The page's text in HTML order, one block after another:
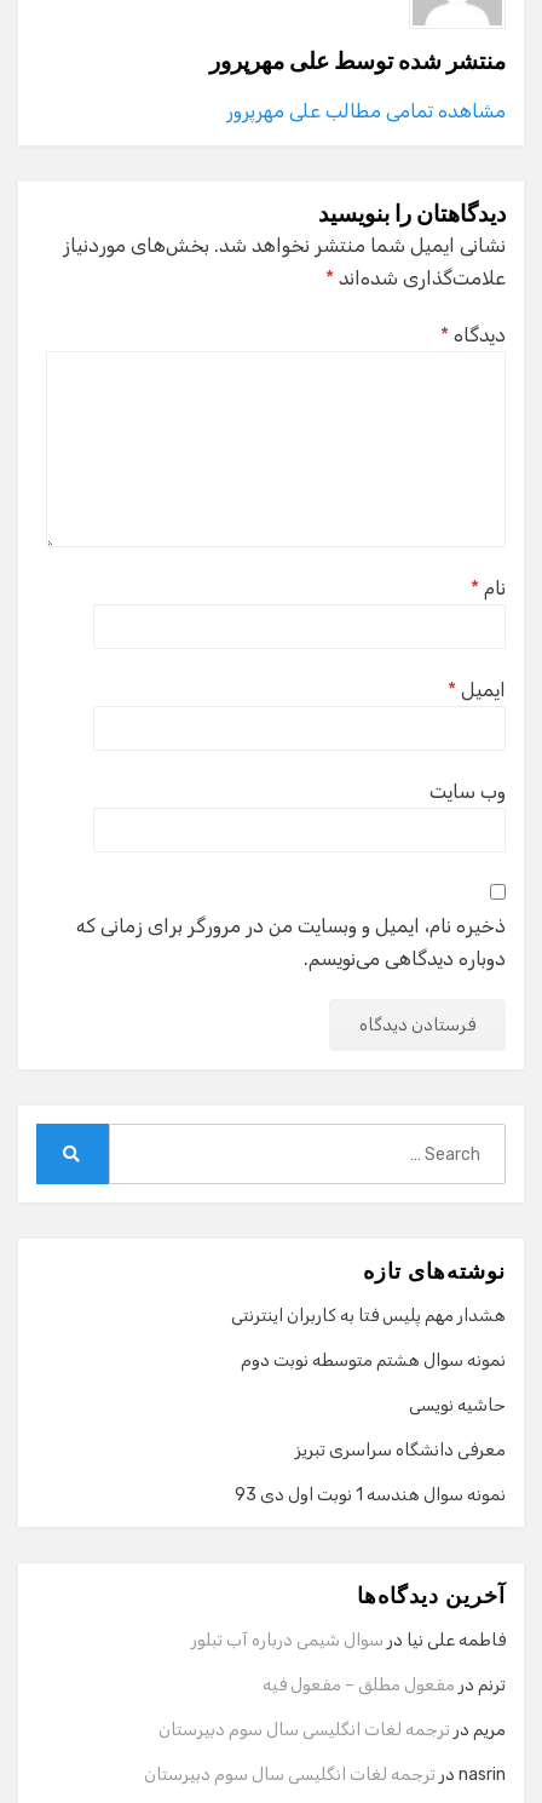
منتشر شده توسطعلی مهرپرور
مشاهده تمامی مطالب علی مهرپرور
دیدگاهتان را بنویسید
نشانی ایمیل شما منتشر نخواهد شد. بخش‌های موردنیاز
علامت‌گذاری شده‌اند *
دیدگاه *
نام *
ایمیل *
وب‌ سایت
ذخیره نام، ایمیل و وبسایت من در مرورگر برای زمانی که
دوباره دیدگاهی می‌نویسم.
نوشته‌های تازه
هشدار مهم پلیس فتا به کاربران اینترنتی
نمونه سوال هشتم متوسطه نوبت دوم
حاشیه نویسی
معرفی دانشگاه سراسری تبریز
نمونه سوال هندسه 1 نوبت اول دی 93
آخرین دیدگاه‌ها
فاطمه علی نیا در سوال شیمی درباره آب تبلور
ترنم در مفعول مطلق – مفعول فیه
مریم در ترجمه لغات انگلیسی سال سوم دبیرستان
nasrin در ترجمه لغات انگلیسی سال سوم دبیرستان
گفت‌وگو با دستیار هوشمند
سلام! برای شروع گفت‌وگو لطفاً شماره تماس یا ایمیل خود را
وارد کنید.